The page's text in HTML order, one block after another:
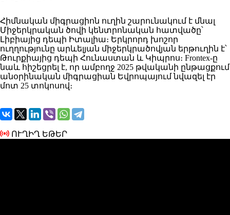
Հիմնական միգրացիոն ուղին շարունակում է մնալ
Միջերկրական ծովի կենտրոնական հատվածը՝
Լիբիայից դեպի Իտալիա։ Երկրորդ խոշոր
ուղղությունը արևելյան միջերկրածովյան երթուղին է՝
Թուրքիայից դեպի Հունաստան և Կիպրոս։ Frontex-ը
նաև հիշեցրել է, որ ամբողջ 2025 թվականի ընթացքում
անօրինական միգրացիան Եվրոպայում նվազել էր
մոտ 25 տոկոսով։
ՈՒՂԻՂ ԵԹԵՐ